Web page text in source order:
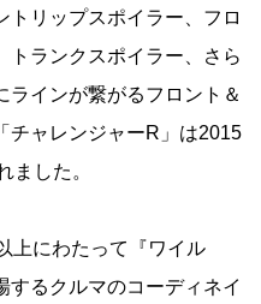
トリップスポイラー、フロ
トランクスポイラー、さら
ラインが繋がるフロント＆
チャレンジャーR」は2015
ました。
上にわたって『ワイル
するクルマのコーディネイ